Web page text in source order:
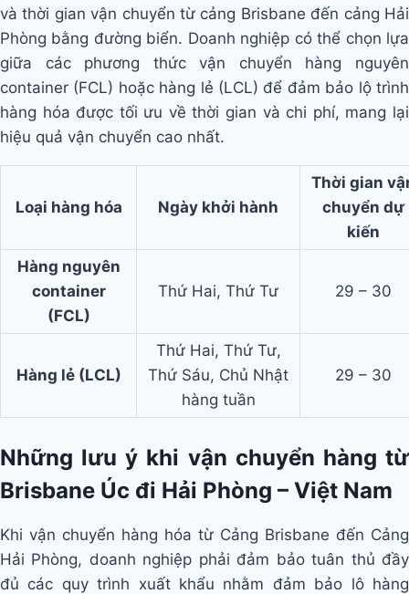
và thời gian vận chuyển từ cảng Brisbane đến cảng Hải
Phòng bằng đường biển. Doanh nghiệp có thể chọn lựa
giữa các phương thức vận chuyển hàng nguyên
container (FCL) hoặc hàng lẻ (LCL) để đảm bảo lộ trình
hàng hóa được tối ưu về thời gian và chi phí, mang lại
hiệu quả vận chuyển cao nhất.
Loại hàng hóa Ngày khởi hành
Thời gian
chuyển dự
kiến
Hàng nguyên
container
(FCL)
Thứ Hai, Thứ Tư 29 – 30
Hàng lẻ (LCL)
Thứ Hai, Thứ Tư,
Thứ Sáu, Chủ Nhật
hàng tuần
29 – 30
Những lưu ý khi vận chuyển hàng từ
Brisbane Úc đi Hải Phòng – Việt Nam
Khi vận chuyển hàng hóa từ Cảng Brisbane đến Cảng
Hải Phòng, doanh nghiệp phải đảm bảo tuân thủ đầy
đủ các quy trình xuất khẩu nhằm đảm bảo lô hàng